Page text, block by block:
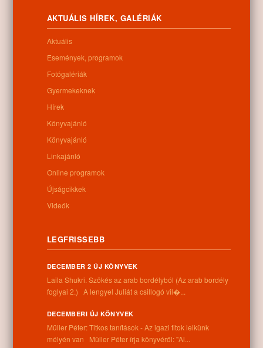
falvak története a középkorig nyúlik visza.
Letöltés
0
Kapcsolódó anyagok
Információk
4262 Nyíracsád, Kassai u. 4.
Telefon:
AKTUÁLIS HÍREK, GALÉRIÁK
Aktuális
Események, programok
Fotógalériák
Gyermekeknek
Hírek
Könyvajánló
Könyvajánló
Linkajánló
Online programok
Újságcikkek
Videók
LEGFRISSEBB
DECEMBER 2 ÚJ KÖNYVEK
Laila Shukri. Szökés ​az arab bordélyból (Az arab bordély
foglyai 2.) A lengyel Juliát a csillogó vil�...
DECEMBERI ÚJ KÖNYVEK
Müller Péter: Titkos tanítások - Az igazi titok lelkünk
mélyén van Müller Péter írja könyvéről: "Al...